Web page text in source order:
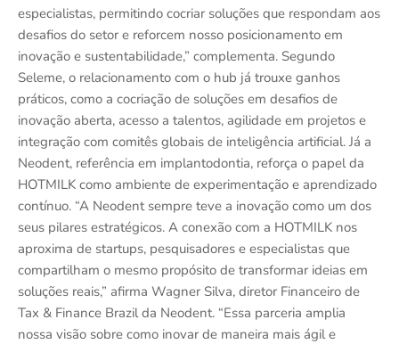
especialistas, permitindo cocriar soluções que respondam aos
desafios do setor e reforcem nosso posicionamento em
inovação e sustentabilidade,” complementa. Segundo
Seleme, o relacionamento com o hub já trouxe ganhos
práticos, como a cocriação de soluções em desafios de
inovação aberta, acesso a talentos, agilidade em projetos e
integração com comitês globais de inteligência artificial. Já a
Neodent, referência em implantodontia, reforça o papel da
HOTMILK como ambiente de experimentação e aprendizado
contínuo. “A Neodent sempre teve a inovação como um dos
seus pilares estratégicos. A conexão com a HOTMILK nos
aproxima de startups, pesquisadores e especialistas que
compartilham o mesmo propósito de transformar ideias em
soluções reais,” afirma Wagner Silva, diretor Financeiro de
Tax & Finance Brazil da Neodent. “Essa parceria amplia
nossa visão sobre como inovar de maneira mais ágil e